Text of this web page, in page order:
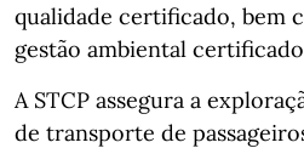
qualidade certificado, bem
gestão ambiental
A STCP assegura a
de transporte de